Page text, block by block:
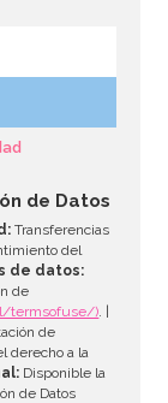
de Datos
Transferencias
del
de datos:
de
termsofuse/). |
de
derecho a la
Disponible la
de Datos